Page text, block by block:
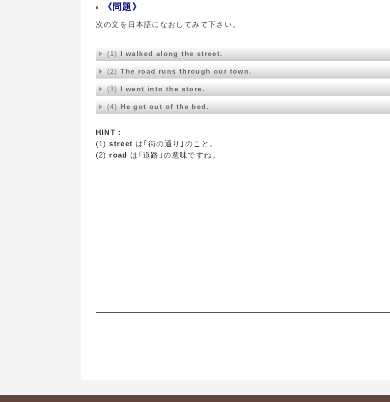
《問題》
次の文を日本語になおしてみて下さい。
(1)I walked along the street.
(2)The road runs through our town.
(3)I went into the store.
(4)He got out of the bed.
HINT：
(1)street は｢街の通り｣のこと。
(2) road は｢道路｣の意味ですね。